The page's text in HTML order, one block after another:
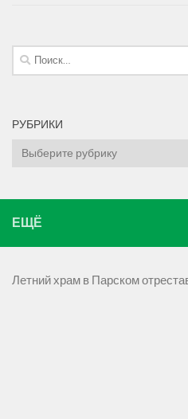
Найти:
РУБРИКИ
Рубрики
ЕЩЁ
Летний храм в Парском